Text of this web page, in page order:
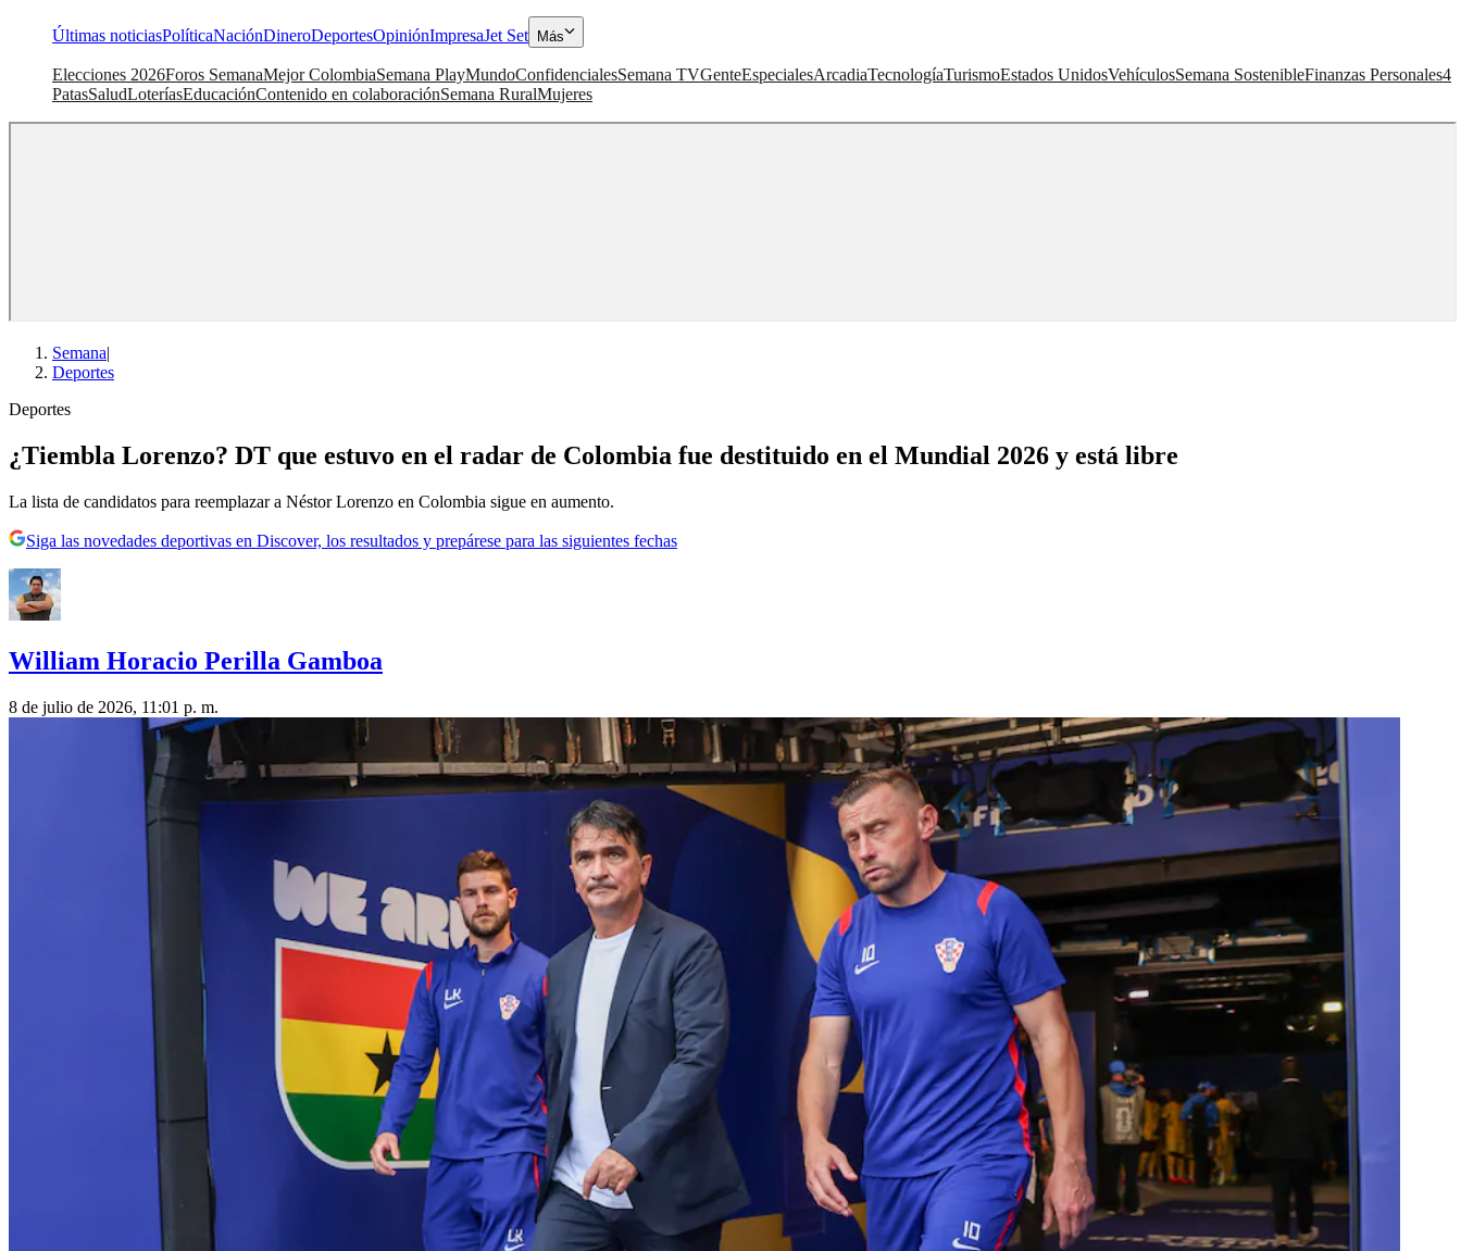
Últimas noticiasPolíticaNaciónDineroDeportesOpiniónImpresaJet Set Más
Elecciones 2026Foros SemanaMejor ColombiaSemana PlayMundoConfidencialesSemana TVGenteEspecialesArcadiaTecnologíaTurismoEstados UnidosVehículosSemana SostenibleFinanzas Personales4
PatasSaludLoteríasEducaciónContenido en colaboraciónSemana RuralMujeres
Semana|
Deportes
Deportes
¿Tiembla Lorenzo? DT que estuvo en el radar de Colombia fue destituido en el Mundial 2026 y está libre
La lista de candidatos para reemplazar a Néstor Lorenzo en Colombia sigue en aumento.
Siga las novedades deportivas en Discover, los resultados y prepárese para las siguientes fechas
William Horacio Perilla Gamboa
8 de julio de 2026, 11:01 p. m.